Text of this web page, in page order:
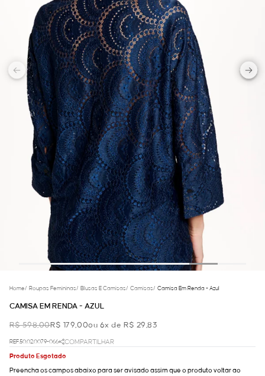
Home/ Roupas Femininas/ Blusas E Camisas/ Camisas/ Camisa Em Renda - Azul
CAMISA EM RENDA - AZUL
R$ 598,00R$ 179,00ou 6x de R$ 29,83
REF.50.02.0079-066
COMPARTILHAR
Produto Esgotado
Preencha os campos abaixo para ser avisado assim que o produto voltar ao